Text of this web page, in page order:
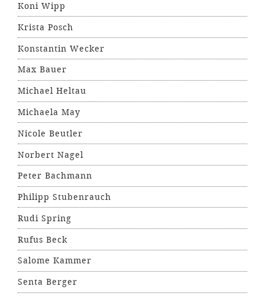
Koni Wipp
Krista Posch
Konstantin Wecker
Max Bauer
Michael Heltau
Michaela May
Nicole Beutler
Norbert Nagel
Peter Bachmann
Philipp Stubenrauch
Rudi Spring
Rufus Beck
Salome Kammer
Senta Berger